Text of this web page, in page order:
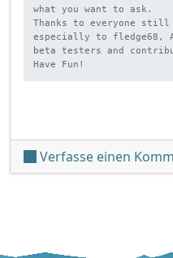
what you want to ask.
Thanks to everyone
especially to fledge68,
beta testers and
Have Fun!
Verfasse einen